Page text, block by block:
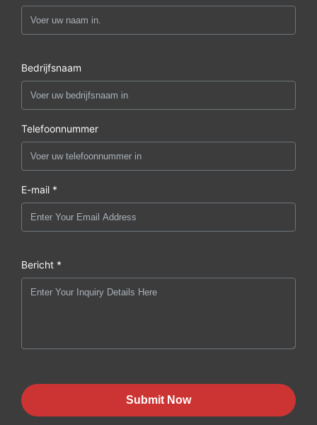
Bedrijfsnaam
Telefoonnummer
E-mail *
Bericht *
Submit Now